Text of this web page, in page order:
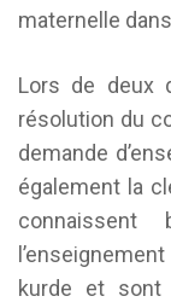
maternelle
Lors de deux
résolution du
demande
également la
kurde et sont